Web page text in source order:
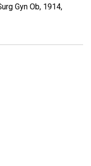
Gyn Ob, 1914,